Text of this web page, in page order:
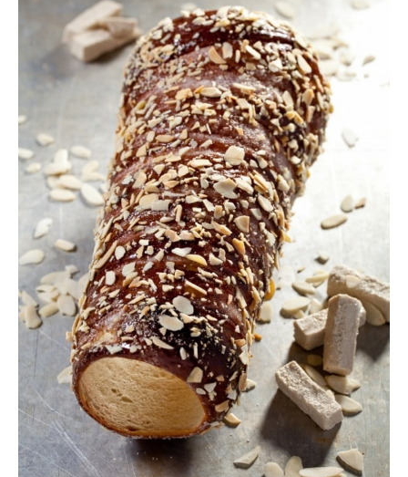
המלצות
ניהול מוניטין
צור קשר